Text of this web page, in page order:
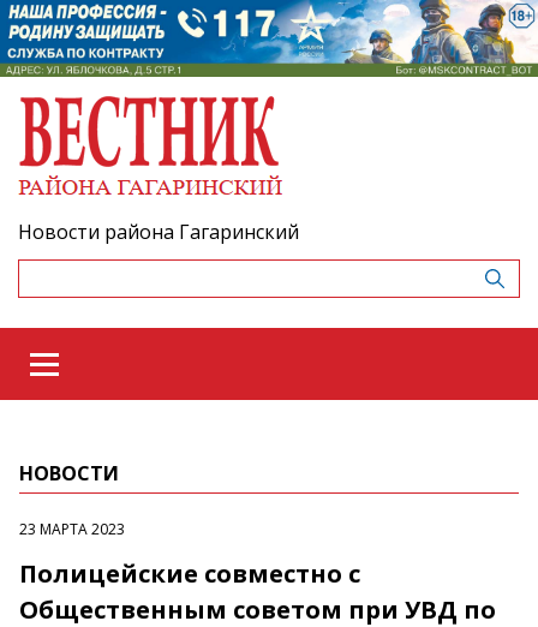
Новости района Гагаринский
НОВОСТИ
23 МАРТА 2023
Полицейские совместно с
Общественным советом при УВД по